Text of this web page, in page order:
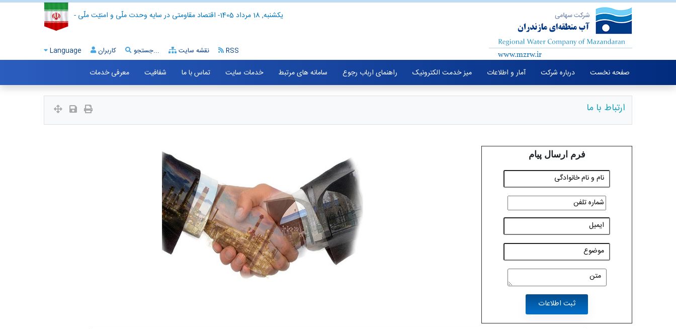
- اقتصاد مقاومتی در سایه وحدت ملّی و امنیّت ملّی - یکشنبه, 18 مرداد 1405
Language کاربران جستجو... نقشه سایت RSS
صفحه نخست درباره شرکت آمار و اطلاعات میز خدمت الکترونیک راهنمای ارباب رجوع سامانه های مرتبط خدمات سایت تماس با ما شفافیت معرفی خدمات
ارتباط با ما
فرم ارسال پیام